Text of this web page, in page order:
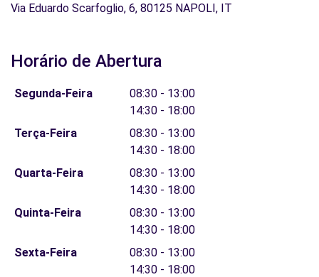
Via Eduardo Scarfoglio, 6, 80125 NAPOLI, IT
Horário de Abertura
Segunda-Feira
08:30 - 13:00
14:30 - 18:00
Terça-Feira
08:30 - 13:00
14:30 - 18:00
Quarta-Feira
08:30 - 13:00
14:30 - 18:00
Quinta-Feira
08:30 - 13:00
14:30 - 18:00
Sexta-Feira
08:30 - 13:00
14:30 - 18:00